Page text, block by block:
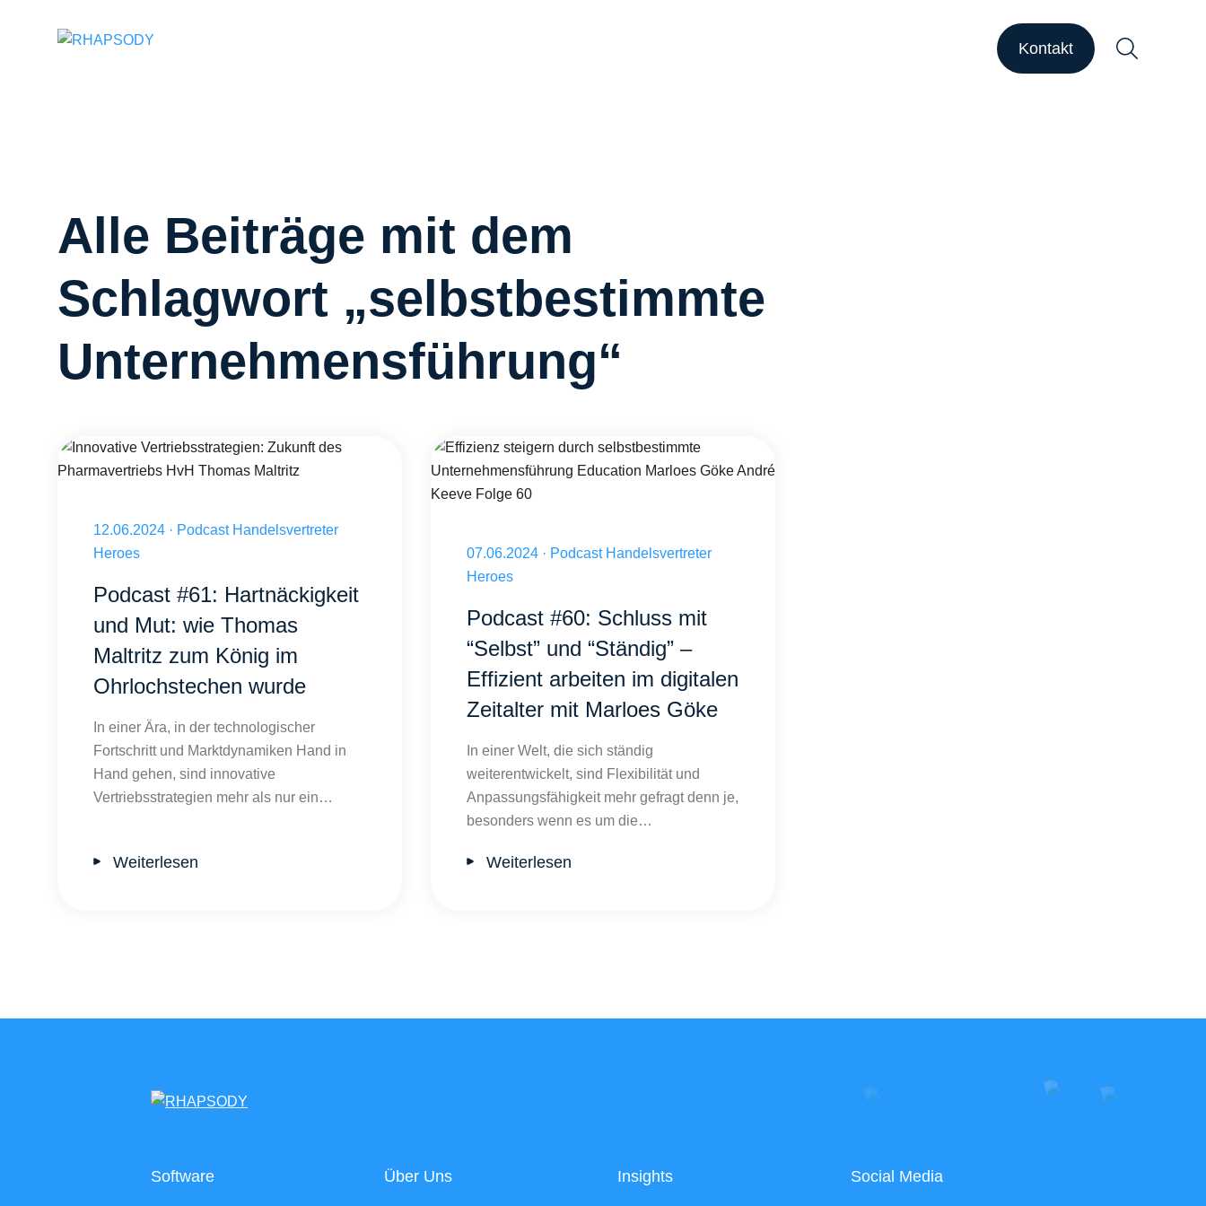
Kontakt
Alle Beiträge mit dem
Schlagwort „selbstbestimmte
Unternehmensführung“
Innovative Vertriebsstrategien: Zukunft des Pharmavertriebs HvH Thomas Maltritz
Veröffentlicht am 12.06.2024
12.06.2024 · Podcast Handelsvertreter
Heroes
Podcast #61: Hartnäckigkeit
und Mut: wie Thomas
Maltritz zum König im
Ohrlochstechen wurde
In einer Ära, in der technologischer
Fortschritt und Marktdynamiken Hand in
Hand gehen, sind innovative
Vertriebsstrategien mehr als nur ein…
Weiterlesen
Veröffentlicht am 07.06.2024
07.06.2024 · Podcast Handelsvertreter
Heroes
Podcast #60: Schluss mit
“Selbst” und “Ständig” –
Effizient arbeiten im digitalen
Zeitalter mit Marloes Göke
In einer Welt, die sich ständig
weiterentwickelt, sind Flexibilität und
Anpassungsfähigkeit mehr gefragt denn je,
besonders wenn es um die…
Weiterlesen
Software Über Uns Insights Social Media